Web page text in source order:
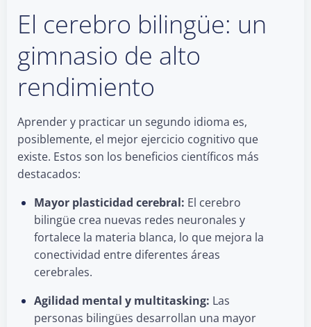
El cerebro bilingüe: un
gimnasio de alto
rendimiento
Aprender y practicar un segundo idioma es,
posiblemente, el mejor ejercicio cognitivo que
existe. Estos son los beneficios científicos más
destacados:
Mayor plasticidad cerebral: El cerebro
bilingüe crea nuevas redes neuronales y
fortalece la materia blanca, lo que mejora la
conectividad entre diferentes áreas
cerebrales.
Agilidad mental y multitasking: Las
personas bilingües desarrollan una mayor